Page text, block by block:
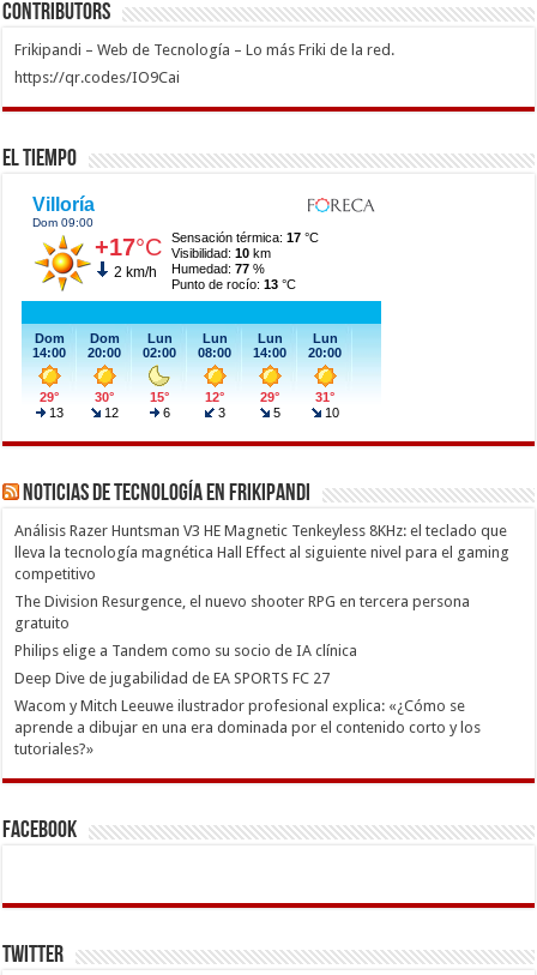
Contributors
Frikipandi – Web de Tecnología – Lo más Friki de la red.
https://qr.codes/IO9Cai
El Tiempo
Noticias de Tecnología en Frikipandi
Análisis Razer Huntsman V3 HE Magnetic Tenkeyless 8KHz: el teclado que
lleva la tecnología magnética Hall Effect al siguiente nivel para el gaming
competitivo
The Division Resurgence, el nuevo shooter RPG en tercera persona
gratuito
Philips elige a Tandem como su socio de IA clínica
Deep Dive de jugabilidad de EA SPORTS FC 27
Wacom y Mitch Leeuwe ilustrador profesional explica: «¿Cómo se
aprende a dibujar en una era dominada por el contenido corto y los
tutoriales?»
Facebook
Twitter